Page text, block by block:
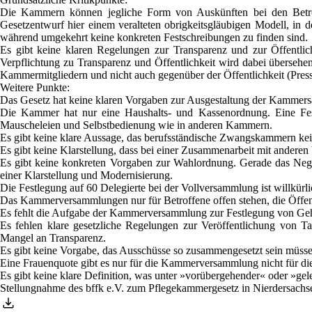
Die Kammern können jegliche Form von Auskünften bei den
Gesetzentwurf hier einem veralteten obrigkeitsgläubigen Modell,
während umgekehrt keine konkreten Festschreibungen zu finden sind.
Es gibt keine klaren Regelungen zur Transparenz und zur
Verpflichtung zu Transparenz und Öffentlichkeit wird dabei
Kammermitgliedern und nicht auch gegenüber der Öffentlichkeit
Weitere Punkte:
Das Gesetz hat keine klaren Vorgaben zur Ausgestaltung der
Die Kammer hat nur eine Haushalts- und Kassenordnung. Eine
Mauscheleien und Selbstbedienung wie in anderen Kammern.
Es gibt keine klare Aussage, das berufsständische Zwangskammern
Es gibt keine Klarstellung, dass bei einer Zusammenarbeit mit
Es gibt keine konkreten Vorgaben zur Wahlordnung. Gerade das
einer Klarstellung und Modernisierung.
Die Festlegung auf 60 Delegierte bei der Vollversammlung ist
Das Kammerversammlungen nur für Betroffene offen stehen, die
Es fehlt die Aufgabe der Kammerversammlung zur Festlegung von
Es fehlen klare gesetzliche Regelungen zur Veröffentlichung von
Mangel an Transparenz.
Es gibt keine Vorgabe, das Ausschüsse so zusammengesetzt sein
Eine Frauenquote gibt es nur für die Kammerversammlung nicht für
Es gibt keine klare Definition, was unter »vorübergehender« oder
Stellungnahme des bffk e.V. zum Pflegekammergesetz in